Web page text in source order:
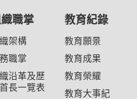
職掌
架構
職掌
沿革及歷
長一覽表
教育紀錄
教育願景
教育成果
教育榮耀
教育大事紀